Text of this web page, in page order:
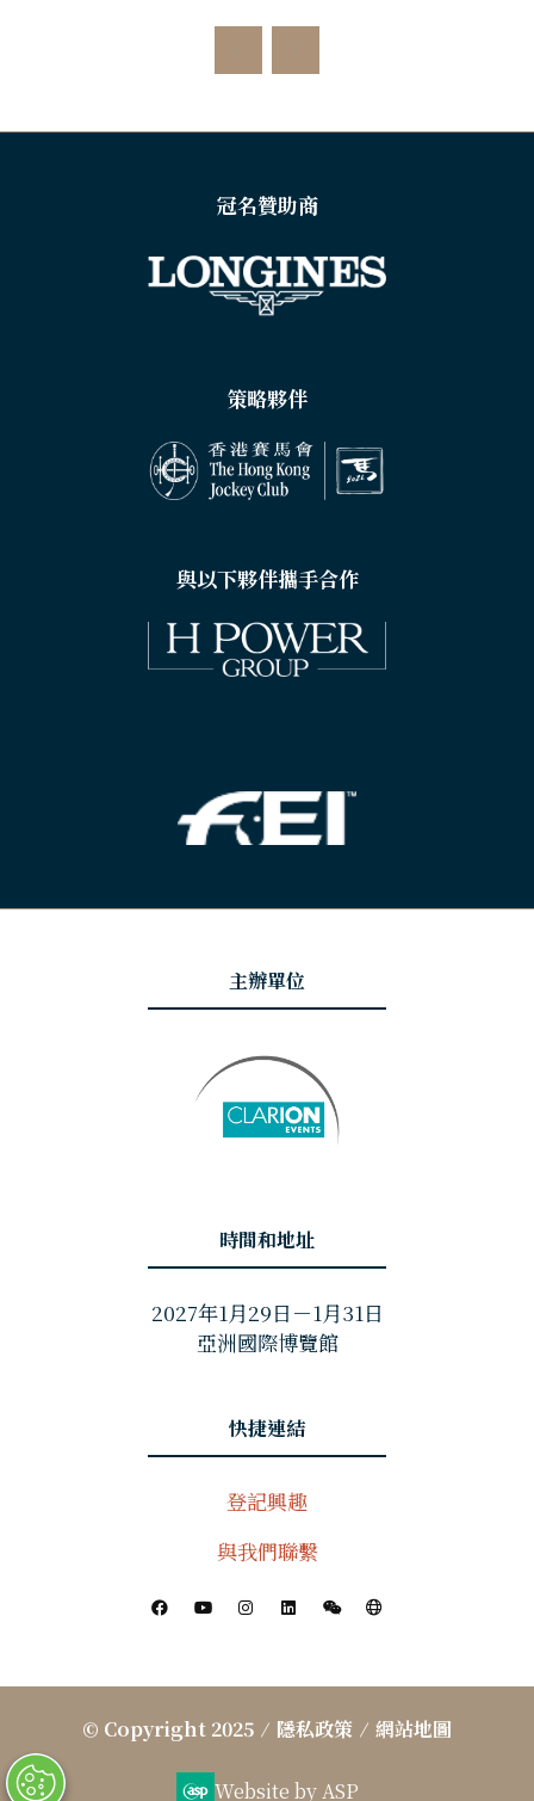
NEW
冠名贊助商
策略夥伴
與以下夥伴攜手合作
主辦單位
時間和地址
2027年1月29日－1月31日
亞洲國際博覽館
快捷連結
登記興趣
與我們聯繫
© Copyright 2025 隱私政策 網站地圖
Website by ASP